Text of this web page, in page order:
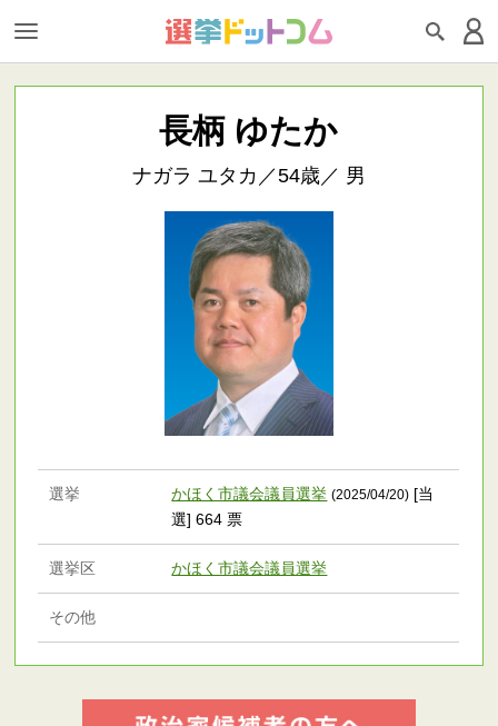
長柄 ゆたか
ナガラ ユタカ／54歳／ 男
選挙 かほく市議会議員選挙 (2025/04/20) [当
選] 664 票
選挙区 かほく市議会議員選挙
その他